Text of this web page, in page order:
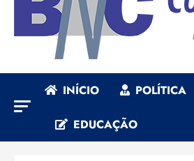
INÍCIO POLÍTICA
EDUCAÇÃO